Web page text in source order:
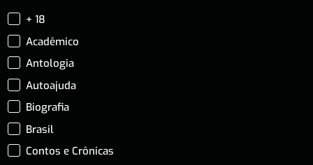
+ 18
Acadêmico
Antologia
Autoajuda
Biografia
Brasil
Contos e Crônicas